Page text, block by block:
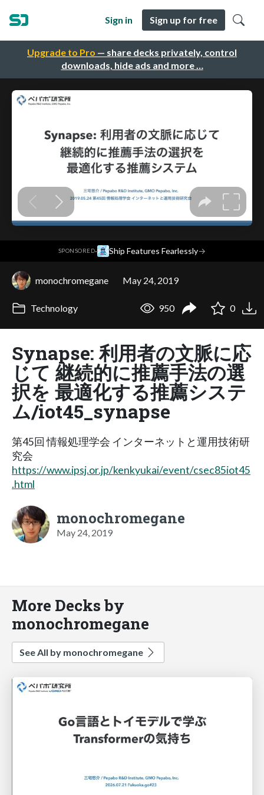
Upgrade to Pro — share decks privately, control
downloads, hide ads and more …
Sign in Sign up for free
SPONSORED· Ship Features Fearlessly→
monochromegane May 24, 2019
Technology 950 0
Synapse: 利用者の文脈に応
じて 継続的に推薦手法の選
択を 最適化する推薦システ
ム/iot45_synapse
第45回 情報処理学会 インターネットと運用技術研
究会
https://www.ipsj.or.jp/kenkyukai/event/csec85iot45
.html
monochromegane
May 24, 2019
More Decks by
monochromegane
See All by monochromegane